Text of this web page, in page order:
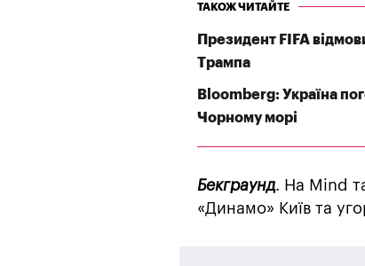
ТАКОЖ ЧИТАЙТЕ
Президент FIFA
Трампа
Bloomberg: Україна
Чорному морі
Бекграунд. На Mind
«Динамо» Київ та